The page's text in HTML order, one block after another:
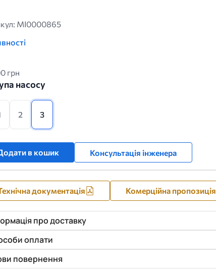
MI0000865
грн
насосу
2 3
в кошик Консультація інженера
документація Комерційна пропозиція
про доставку
оплати
повернення